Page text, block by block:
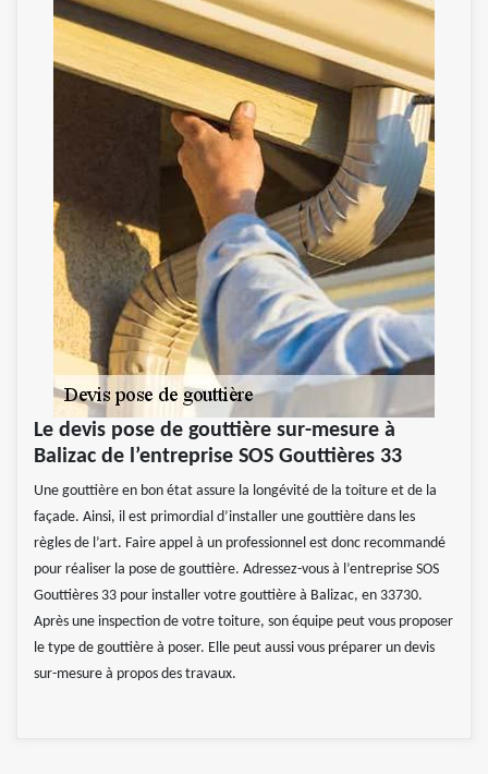
Le devis pose de gouttière sur-mesure à
Balizac de l’entreprise SOS Gouttières 33
Une gouttière en bon état assure la longévité de la toiture et de la
façade. Ainsi, il est primordial d’installer une gouttière dans les
règles de l’art. Faire appel à un professionnel est donc recommandé
pour réaliser la pose de gouttière. Adressez-vous à l’entreprise SOS
Gouttières 33 pour installer votre gouttière à Balizac, en 33730.
Après une inspection de votre toiture, son équipe peut vous proposer
le type de gouttière à poser. Elle peut aussi vous préparer un devis
sur-mesure à propos des travaux.